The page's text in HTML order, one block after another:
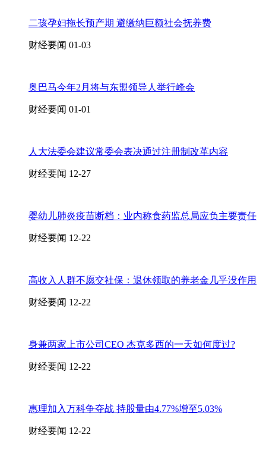
二孩孕妇拖长预产期 避缴纳巨额社会抚养费
财经要闻 01-03
奥巴马今年2月将与东盟领导人举行峰会
财经要闻 01-01
人大法委会建议常委会表决通过注册制改革内容
财经要闻 12-27
婴幼儿肺炎疫苗断档：业内称食药监总局应负主要责任
财经要闻 12-22
高收入人群不愿交社保：退休领取的养老金几乎没作用
财经要闻 12-22
身兼两家上市公司CEO 杰克多西的一天如何度过?
财经要闻 12-22
惠理加入万科争夺战 持股量由4.77%增至5.03%
财经要闻 12-22